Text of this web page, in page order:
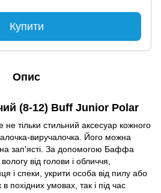
Купити
Опис
(8-12) Buff Junior Polar
тільки стильний аксесуар кожного
виручалочка. Його можна
зап'ясті. За допомогою Баффа
від голови і обличчя,
і спеки, укрити особа від пилу або
в похідних умовах, так і під час